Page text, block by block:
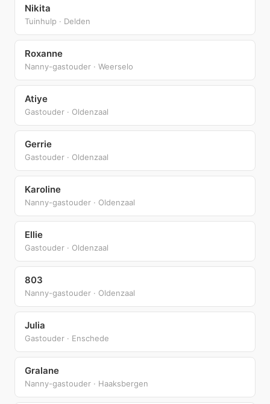
Nikita
Tuinhulp · Delden
Roxanne
Nanny-gastouder · Weerselo
Atiye
Gastouder · Oldenzaal
Gerrie
Gastouder · Oldenzaal
Karoline
Nanny-gastouder · Oldenzaal
Ellie
Gastouder · Oldenzaal
803
Nanny-gastouder · Oldenzaal
Julia
Gastouder · Enschede
Gralane
Nanny-gastouder · Haaksbergen